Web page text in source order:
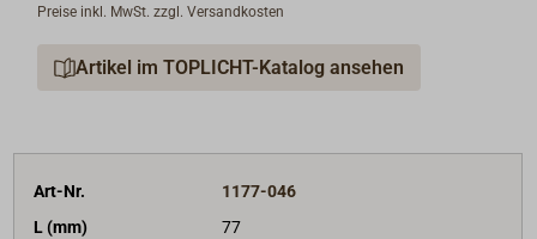
Preise inkl. MwSt. zzgl. Versandkosten
Artikel im TOPLICHT-Katalog ansehen
Art-Nr.
1177-046
L (mm)
77